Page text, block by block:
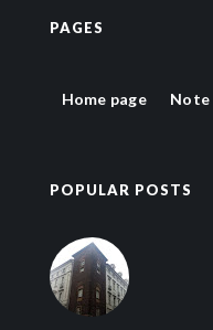
PAGES
Home page Note
POPULAR POSTS